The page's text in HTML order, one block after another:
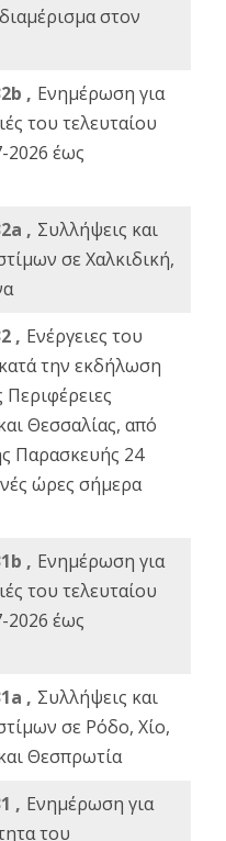
στον
, Ενημέρωση για
του τελευταίου
έως
, Συλλήψεις και
σε Χαλκιδική,
, Ενέργειες του
την εκδήλωση
Θεσσαλίας, από
Παρασκευής 24
ώρες σήμερα
, Ενημέρωση για
του τελευταίου
έως
, Συλλήψεις και
σε Ρόδο, Χίο,
Θεσπρωτία
, Ενημέρωση για
του